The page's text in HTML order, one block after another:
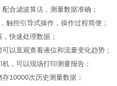
合滤波算法，测量数据准确；
触控引导式操作，操作过程简便；
快速处理数据；
以直观查看液位和流量变化趋势；
，可以现场打印测量报告；
10000次历史测量数据；